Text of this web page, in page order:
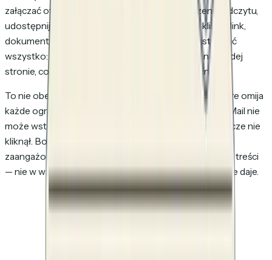
załączać ofertę do e-maila i liczyć na potwierdzenie odczytu,
udostępnij ją przez śledzony link. Gdy odbiorca kliknie link,
dokument ładuje się z serwera, który może rejestrować
wszystko: kto otworzył, kiedy, ile czasu spędził na każdej
stronie, co kliknął i czy wrócił po kolejne spojrzenie.
To nie obejście. To fundamentalnie inne podejście, które omija
każde ograniczenie omówione w tym artykule. Apple Mail nie
może wstępnie pobrać dokumentu, którego ktoś jeszcze nie
kliknął. Boty bezpieczeństwa nie wypełniają analityki
zaangażowania. A ponieważ śledzenie żyje w warstwie treści
— nie w warstwie e-maila — blokowanie obrazów nic nie daje.